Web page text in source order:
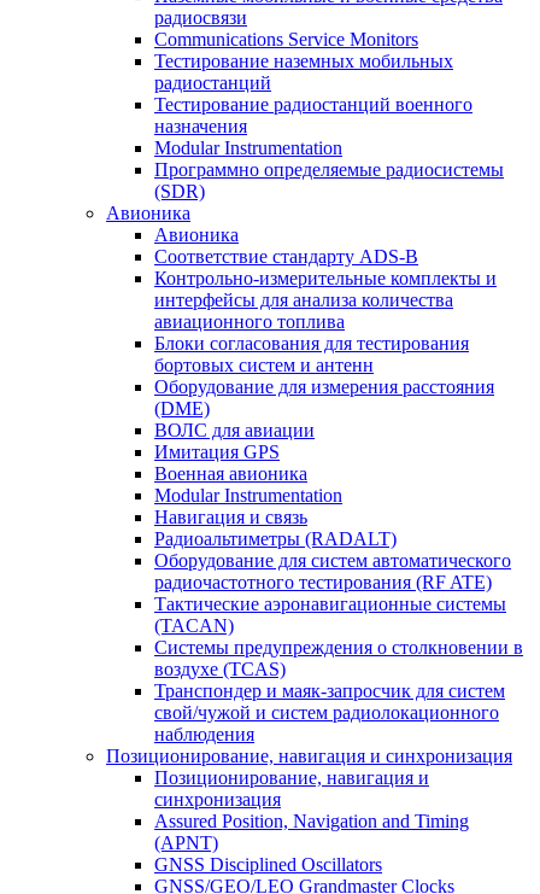
радиосвязи
Communications Service Monitors
Тестирование наземных мобильных
радиостанций
Тестирование радиостанций военного
назначения
Modular Instrumentation
Программно определяемые радиосистемы
(SDR)
Авионика
Авионика
Соответствие стандарту ADS-B
Контрольно-измерительные комплекты и
интерфейсы для анализа количества
авиационного топлива
Блоки согласования для тестирования
бортовых систем и антенн
Оборудование для измерения расстояния
(DME)
ВОЛС для авиации
Имитация GPS
Военная авионика
Modular Instrumentation
Навигация и связь
Радиоальтиметры (RADALT)
Оборудование для систем автоматического
радиочастотного тестирования (RF ATE)
Тактические аэронавигационные системы
(TACAN)
Системы предупреждения о столкновении в
воздухе (TCAS)
Транспондер и маяк-запросчик для систем
свой/чужой и систем радиолокационного
наблюдения
Позиционирование, навигация и синхронизация
Позиционирование, навигация и
синхронизация
Assured Position, Navigation and Timing
(APNT)
GNSS Disciplined Oscillators
GNSS/GEO/LEO Grandmaster Clocks